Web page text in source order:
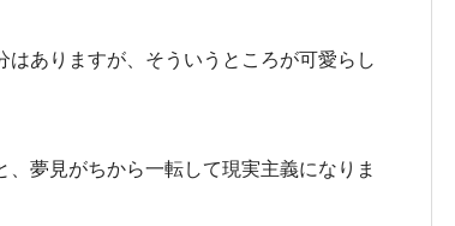
ありますが、そういうところが可愛らし
夢見がちから一転して現実主義になりま